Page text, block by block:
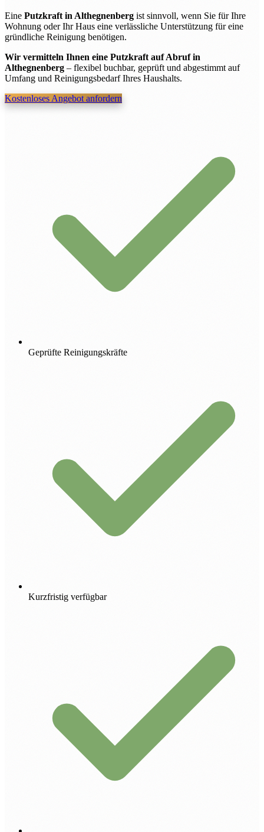
Eine Putzkraft in Althegnenberg ist sinnvoll, wenn Sie für Ihre
Wohnung oder Ihr Haus eine verlässliche Unterstützung für eine
gründliche Reinigung benötigen.
Wir vermitteln Ihnen eine Putzkraft auf Abruf in
Althegnenberg– flexibel buchbar, geprüft und abgestimmt auf
Umfang und Reinigungsbedarf Ihres Haushalts.
Kostenloses Angebot anfordern
Geprüfte Reinigungskräfte
Kurzfristig verfügbar